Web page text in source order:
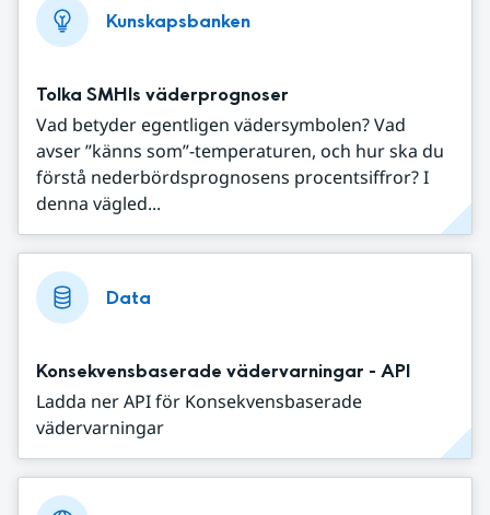
Kunskapsbanken
Tolka SMHIs väderprognoser
Vad betyder egentligen vädersymbolen? Vad
avser ”känns som”-temperaturen, och hur ska du
förstå nederbördsprognosens procentsiffror? I
denna vägled...
Data
Konsekvensbaserade vädervarningar - API
Ladda ner API för Konsekvensbaserade
vädervarningar